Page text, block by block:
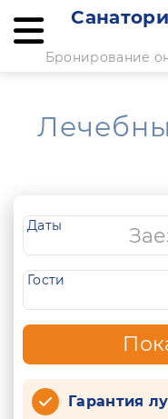
Бронирование
Даты
Гости
Гарантия